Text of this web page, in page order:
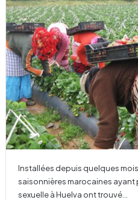
Installées depuis quelques
saisonnières marocaines
sexuelle à Huelva ont trouvé…